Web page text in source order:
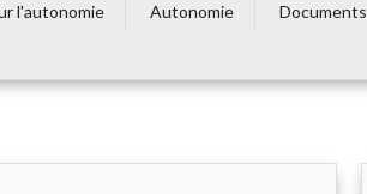
l'autonomie Autonomie Documents